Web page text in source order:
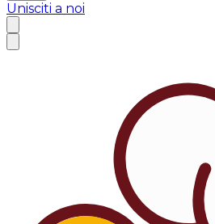
Unisciti a noi